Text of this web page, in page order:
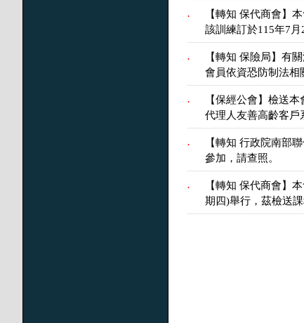
.
【轉知 保代商會】
該訓練訂於115年7
.
【轉知 保險局】有
會員依資恐防制法相
.
【保經公會】檢送
代理人友善高齡客戶
.
【轉知 行政院南部
參加，請查照。
.
【轉知 保代商會】
期四)舉行，茲檢送